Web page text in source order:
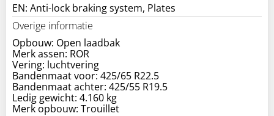
EN: Anti-lock braking system, Plates
Overige informatie
Opbouw: Open laadbak
Merk assen: ROR
Vering: luchtvering
Bandenmaat voor: 425/65 R22.5
Bandenmaat achter: 425/55 R19.5
Ledig gewicht: 4.160 kg
Merk opbouw: Trouillet